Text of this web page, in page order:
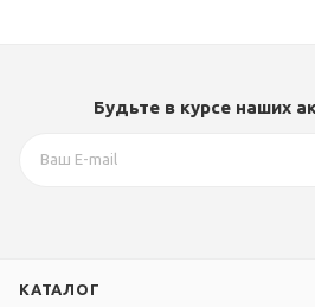
Будьте в курсе наших
КАТАЛОГ